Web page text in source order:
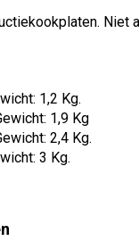
Niet
1,2 Kg.
1,9 Kg
2,4 Kg.
3 Kg.